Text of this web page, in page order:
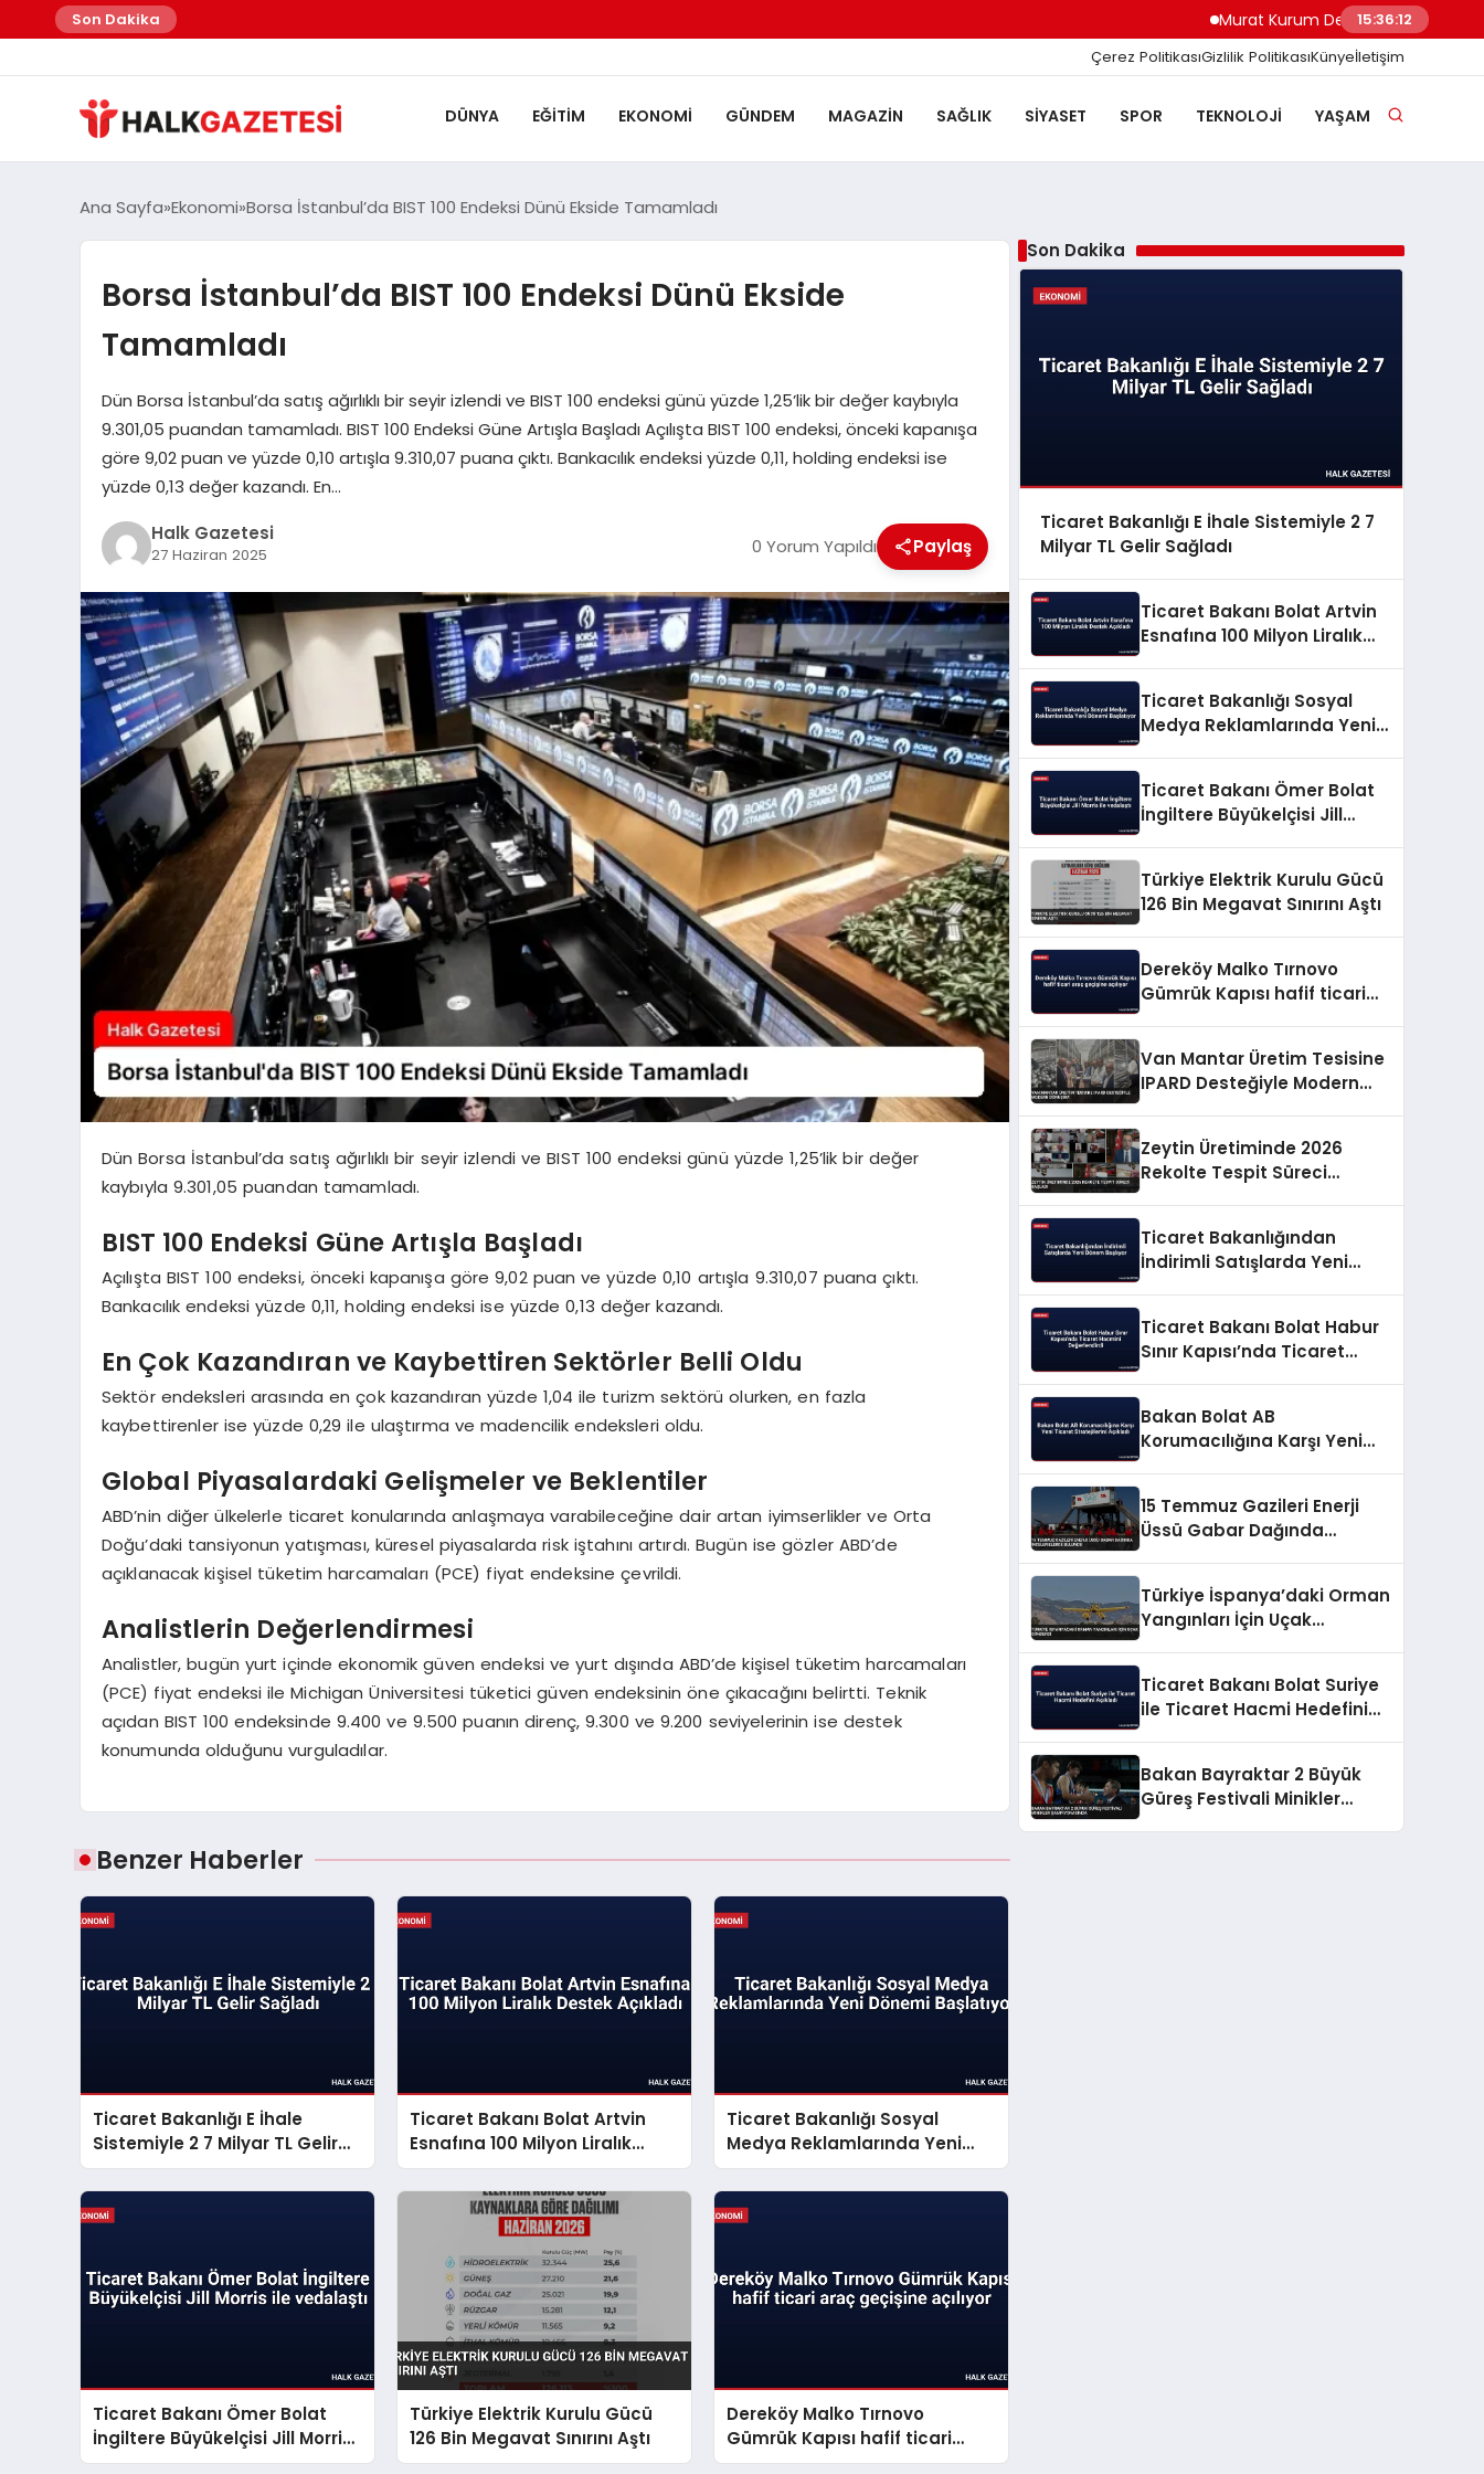
felix markets
felix markets finans
felix markets
felix markets pro
felix markets 360
Son Dakika Murat Kurum Deprem Bölgesindeki
15:36:13
Çerez PolitikasıGizlilik PolitikasıKünyeİletişim
DÜNYA EĞITIM EKONOMI GÜNDEM MAGAZIN SAĞLIK SIYASET SPOR TEKNOLOJI YAŞAM
Ana Sayfa Ekonomi Borsa İstanbul’da BIST 100 Endeksi Dünü Ekside Tamamladı
Borsa İstanbul’da BIST 100 Endeksi Dünü Ekside
Tamamladı
Dün Borsa İstanbul’da satış ağırlıklı bir seyir izlendi ve BIST 100 endeksi günü yüzde 1,25’lik bir değer kaybıyla
9.301,05 puandan tamamladı. BIST 100 Endeksi Güne Artışla Başladı Açılışta BIST 100 endeksi, önceki kapanışa
göre 9,02 puan ve yüzde 0,10 artışla 9.310,07 puana çıktı. Bankacılık endeksi yüzde 0,11, holding endeksi ise
yüzde 0,13 değer kazandı. En…
Halk Gazetesi
27 Haziran 2025 0 Yorum Yapıldı Paylaş
Dün Borsa İstanbul’da satış ağırlıklı bir seyir izlendi ve BIST 100 endeksi günü yüzde 1,25’lik bir değer
kaybıyla 9.301,05 puandan tamamladı.
BIST 100 Endeksi Güne Artışla Başladı
Açılışta BIST 100 endeksi, önceki kapanışa göre 9,02 puan ve yüzde 0,10 artışla 9.310,07 puana çıktı.
Bankacılık endeksi yüzde 0,11, holding endeksi ise yüzde 0,13 değer kazandı.
En Çok Kazandıran ve Kaybettiren Sektörler Belli Oldu
Sektör endeksleri arasında en çok kazandıran yüzde 1,04 ile turizm sektörü olurken, en fazla
kaybettirenler ise yüzde 0,29 ile ulaştırma ve madencilik endeksleri oldu.
Global Piyasalardaki Gelişmeler ve Beklentiler
ABD’nin diğer ülkelerle ticaret konularında anlaşmaya varabileceğine dair artan iyimserlikler ve Orta
Doğu’daki tansiyonun yatışması, küresel piyasalarda risk iştahını artırdı. Bugün ise gözler ABD’de
açıklanacak kişisel tüketim harcamaları (PCE) fiyat endeksine çevrildi.
Analistlerin Değerlendirmesi
Analistler, bugün yurt içinde ekonomik güven endeksi ve yurt dışında ABD’de kişisel tüketim harcamaları
(PCE) fiyat endeksi ile Michigan Üniversitesi tüketici güven endeksinin öne çıkacağını belirtti. Teknik
açıdan BIST 100 endeksinde 9.400 ve 9.500 puanın direnç, 9.300 ve 9.200 seviyelerinin ise destek
konumunda olduğunu vurguladılar.
Benzer Haberler
Ticaret Bakanlığı E İhale
Sistemiyle 2 7 Milyar TL Gelir
Sağladı
Ticaret Bakanı Bolat Artvin
Esnafına 100 Milyon Liralık
Destek Açıkladı
Ticaret Bakanlığı Sosyal
Medya Reklamlarında Yeni
Dönemi Başlatıyor
Ticaret Bakanı Ömer Bolat
İngiltere Büyükelçisi Jill Morris
ile vedalaştı
Türkiye Elektrik Kurulu Gücü
126 Bin Megavat Sınırını Aştı
Dereköy Malko Tırnovo
Gümrük Kapısı hafif ticari
araç geçişine açılıyor
Son Dakika
Ticaret Bakanlığı E İhale Sistemiyle 2 7
Milyar TL Gelir Sağladı
Ticaret Bakanı Bolat Artvin
Esnafına 100 Milyon Liralık
Ticaret Bakanlığı Sosyal
Medya Reklamlarında Yeni
Ticaret Bakanı Ömer Bolat
İngiltere Büyükelçisi Jill
Türkiye Elektrik Kurulu Gücü
126 Bin Megavat Sınırını Aştı
Dereköy Malko Tırnovo
Gümrük Kapısı hafif ticari
Van Mantar Üretim Tesisine
IPARD Desteğiyle Modern
Zeytin Üretiminde 2026
Rekolte Tespit Süreci
Ticaret Bakanlığından
İndirimli Satışlarda Yeni
Ticaret Bakanı Bolat Habur
Sınır Kapısı’nda Ticaret
Bakan Bolat AB
Korumacılığına Karşı Yeni
15 Temmuz Gazileri Enerji
Üssü Gabar Dağında
Türkiye İspanya’daki Orman
Yangınları İçin Uçak
Ticaret Bakanı Bolat Suriye
ile Ticaret Hacmi Hedefini
Bakan Bayraktar 2 Büyük
Güreş Festivali Minikler